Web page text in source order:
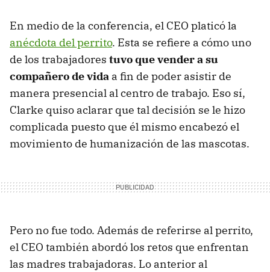
En medio de la conferencia, el CEO platicó la
anécdota del perrito. Esta se refiere a cómo uno
de los trabajadores tuvo que vender a su
compañero de vida a fin de poder asistir de
manera presencial al centro de trabajo. Eso sí,
Clarke quiso aclarar que tal decisión se le hizo
complicada puesto que él mismo encabezó el
movimiento de humanización de las mascotas.
Pero no fue todo. Además de referirse al perrito,
el CEO también abordó los retos que enfrentan
las madres trabajadoras. Lo anterior al